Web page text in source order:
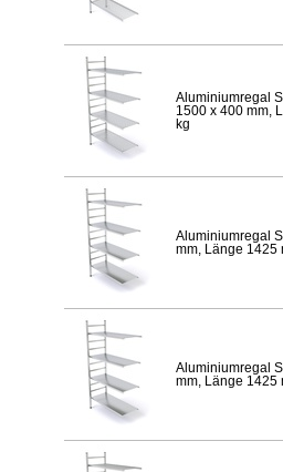
Aluminiumregal
1500 x 400 mm,
kg
Aluminiumregal
mm, Länge 1425
Aluminiumregal
mm, Länge 1425